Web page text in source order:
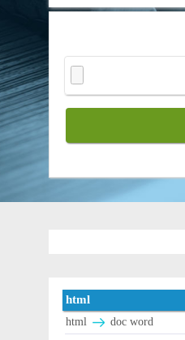
html
html
doc word